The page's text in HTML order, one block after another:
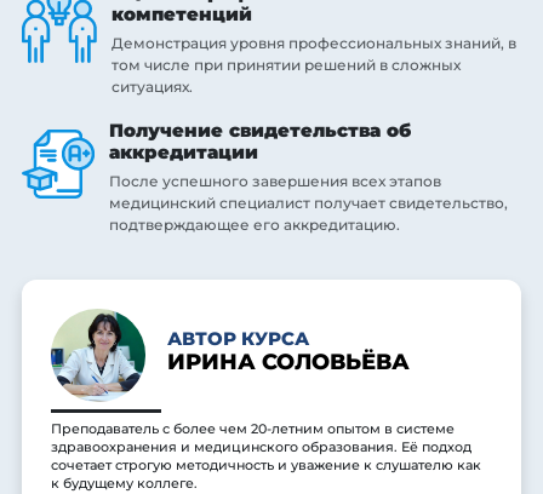
компетенций
Демонстрация уровня профессиональных знаний, в
том числе при принятии решений в сложных
ситуациях.
Получение свидетельства об
аккредитации
После успешного завершения всех этапов
медицинский специалист получает свидетельство,
подтверждающее его аккредитацию.
АВТОР КУРСА
ИРИНА СОЛОВЬЁВА
Преподаватель с более чем 20-летним опытом в системе
здравоохранения и медицинского образования. Её подход
сочетает строгую методичность и уважение к слушателю как
к будущему коллеге.